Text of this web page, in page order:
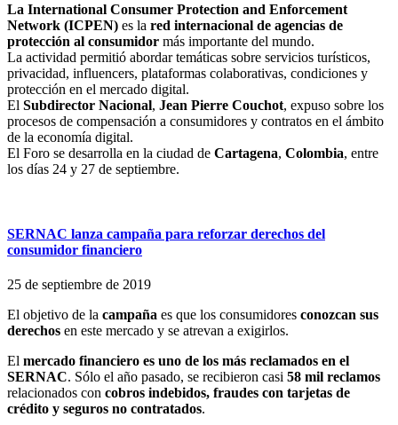
La International Consumer Protection and Enforcement
Network (ICPEN) es la red internacional de agencias de
protección al consumidor más importante del mundo.
La actividad permitió abordar temáticas sobre servicios turísticos,
privacidad, influencers, plataformas colaborativas, condiciones y
protección en el mercado digital.
El Subdirector Nacional, Jean Pierre Couchot, expuso sobre los
procesos de compensación a consumidores y contratos en el ámbito
de la economía digital.
El Foro se desarrolla en la ciudad de Cartagena, Colombia, entre
los días 24 y 27 de septiembre.
SERNAC lanza campaña para reforzar derechos del
consumidor financiero
25 de septiembre de 2019
El objetivo de la campaña es que los consumidores conozcan sus
derechos en este mercado y se atrevan a exigirlos.
El mercado financiero es uno de los más reclamados en el
SERNAC. Sólo el año pasado, se recibieron casi 58 mil reclamos
relacionados con cobros indebidos, fraudes con tarjetas de
crédito y seguros no contratados.